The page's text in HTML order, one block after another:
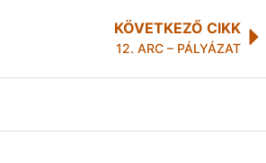
KÖVETKEZŐ CIKK
12. ARC – PÁLYÁZAT